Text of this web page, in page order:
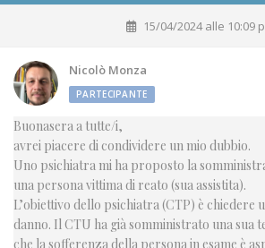
15/04/2024 alle 10:09
Nicolò Monza
PARTECIPANTE
Buonasera a tutte/i,
avrei piacere di condividere un mio dubbio.
Uno psichiatra mi ha proposto la
una persona vittima di reato (sua assistita).
L’obiettivo dello psichiatra (CTP) è chiedere
danno. Il CTU ha già somministrato una sua
che la sofferenza della persona in esame è